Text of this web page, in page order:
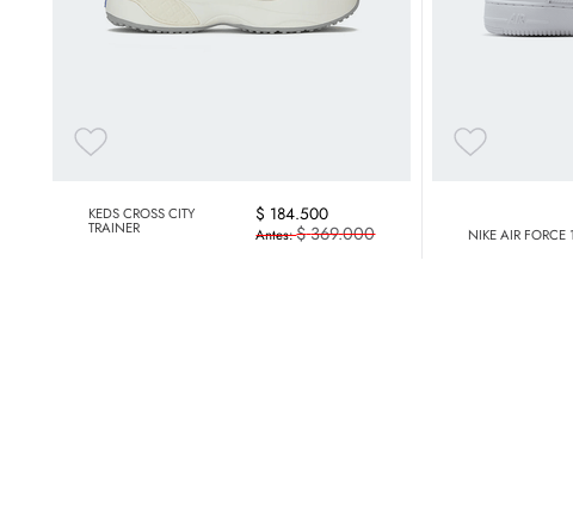
KEDS CROSS CITY
TRAINER
$ 184.500
$369.000 NIKE AIR FORCE 1